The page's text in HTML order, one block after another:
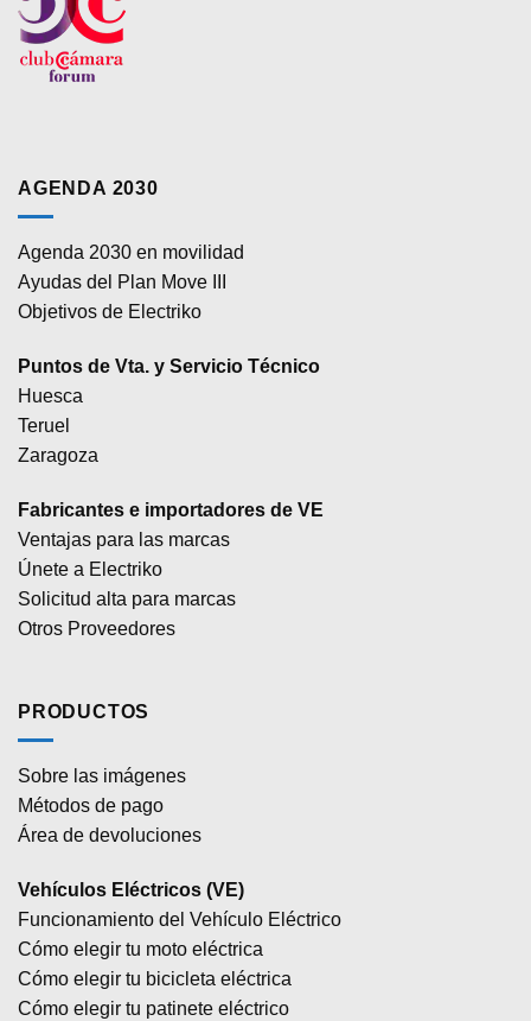
AGENDA 2030
Agenda 2030 en movilidad
Ayudas del Plan Move III
Objetivos de Electriko
Puntos de Vta. y Servicio Técnico
Huesca
Teruel
Zaragoza
Fabricantes e importadores de VE
Ventajas para las marcas
Únete a Electriko
Solicitud alta para marcas
Otros Proveedores
PRODUCTOS
Sobre las imágenes
Métodos de pago
Área de devoluciones
Vehículos Eléctricos (VE)
Funcionamiento del Vehículo Eléctrico
Cómo elegir tu moto eléctrica
Cómo elegir tu bicicleta eléctrica
Cómo elegir tu patinete eléctrico